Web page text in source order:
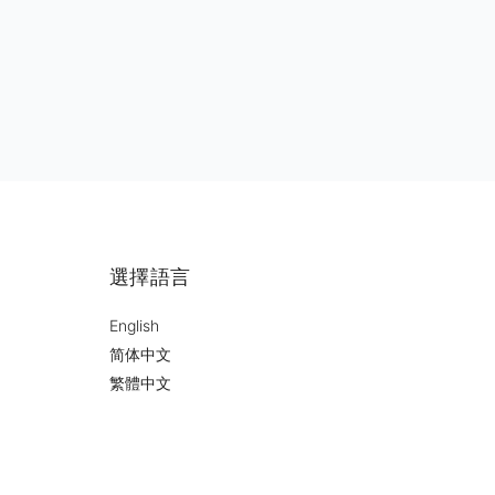
選擇語言
English
简体中文
繁體中文